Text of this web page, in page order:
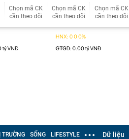
Chọn mã CK
cần theo dõi
Chọn mã CK
cần theo dõi
Chọn mã CK
cần theo dõi
TRƯỜNG SỐNG LIFESTYLE Dữ liệu